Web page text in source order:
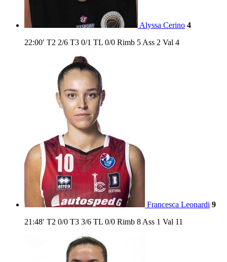
Alyssa Cerino 4
22:00′ T2 2/6 T3 0/1 TL 0/0 Rimb 5 Ass 2 Val 4
Francesca Leonardi 9
21:48′ T2 0/0 T3 3/6 TL 0/0 Rimb 8 Ass 1 Val 11